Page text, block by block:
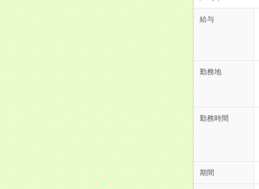
給与
勤務地
勤務時間
期間